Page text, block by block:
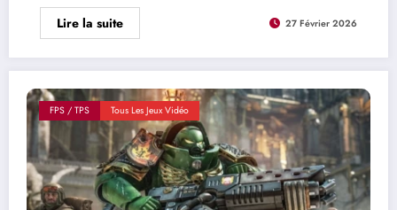
Lire la suite 27 Février 2026
FPS / TPS Tous Les Jeux Vidéo